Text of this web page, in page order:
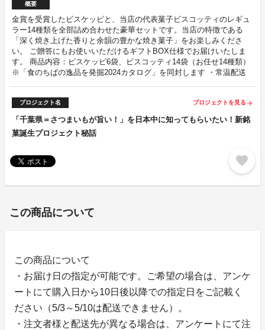
概要
金賞を受賞したビスケッピと、当店の代表菓子ビスコッティのレギュ
ラー14種類を全部詰め合わせた豪華セットです。当店の特徴である
「深く焼き上げた香りと余韻の豊かな焼き菓子」をお楽しみくださ
い。 ご贈答にもお使いいただけるギフトBOX仕様でお届けいたしま
す。 商品内容：ビスケッピ6袋、ビスコッティ14袋（お任せ14種類）
※「食のちばの逸品を発掘2024カタログ」を同封します ・常温配送
プロジェクト名 プロジェクトを見る arrow_forward
「千葉県＝さつまいもが旨い！」を日本中に知ってもらいたい！新銘
菓誕生プロジェクト秘話
favorite
この商品について
この商品について
・お届け日の指定が可能です。ご希望の場合は、アンケ
ートにて購入日から10日後以降での指定日をご記載く
ださい（5/3～5/10は配送できません）。
・注文者様と配送先が異なる場合は、アンケートにて注